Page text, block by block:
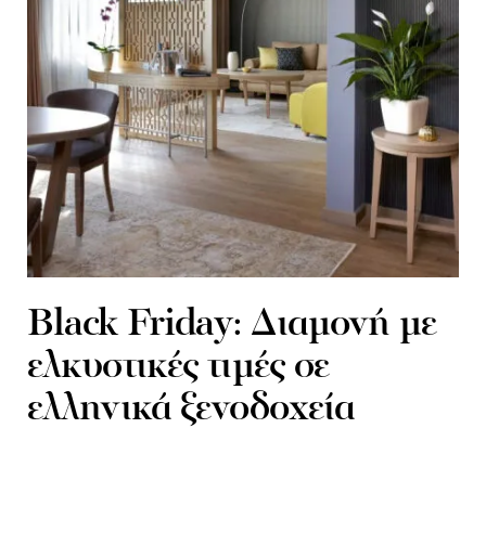
Black Friday: Διαμονή με
ελκυστικές τιμές σε
ελληνικά ξενοδοχεία